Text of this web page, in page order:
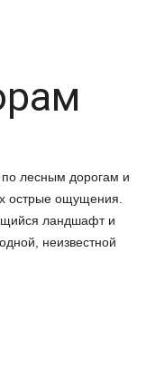
лесным дорогам и
острые ощущения.
ландшафт и
неизвестной